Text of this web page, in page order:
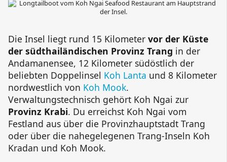
Die Insel liegt rund 15 Kilometer vor der Küste
der südthailändischen Provinz Trang in der
Andamanensee, 12 Kilometer südöstlich der
beliebten Doppelinsel Koh Lanta und 8 Kilometer
nordwestlich von Koh Mook.
Verwaltungstechnisch gehört Koh Ngai zur
Provinz Krabi. Du erreichst Koh Ngai vom
Festland aus über die Provinzhauptstadt Trang
oder über die nahegelegenen Trang-Inseln Koh
Kradan und Koh Mook.